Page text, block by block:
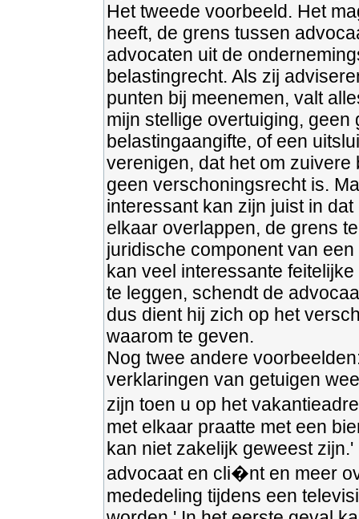
Het tweede voorbeeld. Het
heeft, de grens tussen
advocaten uit de
belastingrecht. Als zij
punten bij meenemen, valt
mijn stellige overtuiging,
belastingaangifte, of een
verenigen, dat het om
geen verschoningsrecht is.
interessant kan zijn juist in
elkaar overlappen, de grens
juridische component van
kan veel interessante
te leggen, schendt de
dus dient hij zich op het
waarom te geven.
Nog twee andere
verklaringen van getuigen
zijn toen u op het
met elkaar praatte met een
kan niet zakelijk geweest
advocaat en cli�nt en meer
mededeling tijdens een